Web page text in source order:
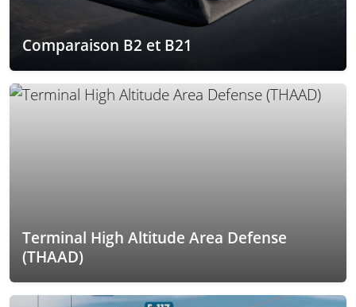
Comparaison B2 et B21
Terminal High Altitude Area Defense
(THAAD)